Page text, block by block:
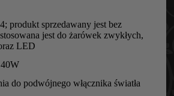
produkt sprzedawany jest bez
jest do żarówek zwykłych,
LED
40W
do podwójnego włącznika światła